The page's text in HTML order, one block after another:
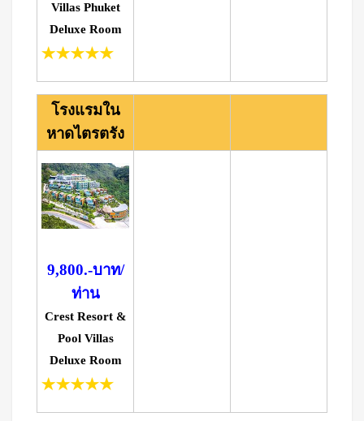
Villas Phuket
Deluxe Room
โรงแรมใน
หาดไตรตรัง
9,800.-บาท/
ท่าน
Crest Resort &
Pool Villas
Deluxe Room